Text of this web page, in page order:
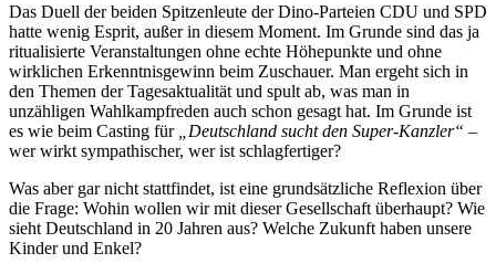
Das Duell der beiden Spitzenleute der Dino-Parteien CDU und SPD
hatte wenig Esprit, außer in diesem Moment. Im Grunde sind das ja
ritualisierte Veranstaltungen ohne echte Höhepunkte und ohne
wirklichen Erkenntnisgewinn beim Zuschauer. Man ergeht sich in
den Themen der Tagesaktualität und spult ab, was man in
unzähligen Wahlkampfreden auch schon gesagt hat. Im Grunde ist
es wie beim Casting für
„Deutschland sucht den Super-Kanzler“ –
wer wirkt sympathischer, wer ist schlagfertiger?
Was aber gar nicht stattfindet, ist eine grundsätzliche Reflexion über
die Frage: Wohin wollen wir mit dieser Gesellschaft überhaupt? Wie
sieht Deutschland in 20 Jahren aus? Welche Zukunft haben unsere
Kinder und Enkel?